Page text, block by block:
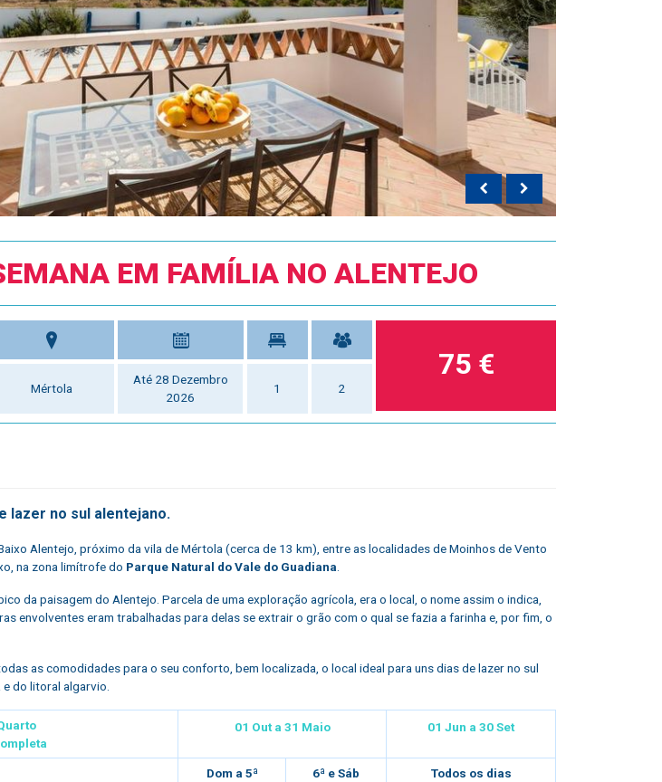
EM FAMÍLIA NO ALENTEJO
Mértola
Até 28 Dezembro
2026
1 2
75 €
lazer no sul alentejano.
Alentejo, próximo da vila de Mértola (cerca de 13 km), entre as localidades de Moinhos de Vento
na zona limítrofe do Parque Natural do Vale do Guadiana.
da paisagem do Alentejo. Parcela de uma exploração agrícola, era o local, o nome assim o indica,
envolventes eram trabalhadas para delas se extrair o grão com o qual se fazia a farinha e, por fim, o
as comodidades para o seu conforto, bem localizada, o local ideal para uns dias de lazer no sul
e do litoral algarvio.
01 Out a 31 Maio 01 Jun a 30Set
Dom a 5ª 6ª e Sáb Todos os dias